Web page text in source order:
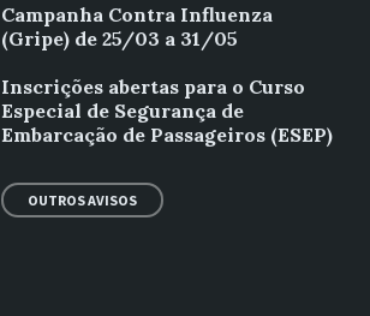
Campanha Contra Influenza
(Gripe) de 25/03 a 31/05
Inscrições abertas para o Curso
Especial de Segurança de
Embarcação de Passageiros (ESEP)
OUTROS AVISOS